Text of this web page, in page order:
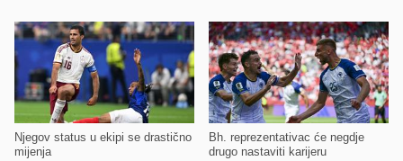
Njegov status u ekipi se drastično
mijenja
Bh. reprezentativac će negdje
drugo nastaviti karijeru